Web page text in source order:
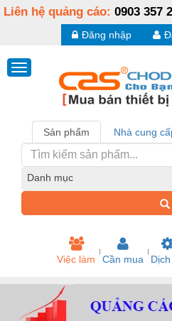
Liên hệ quảng cáo: 0903 357
Đăng nhập
Sản phẩm Nhà cung
Danh mục
Việc làm Cần mua